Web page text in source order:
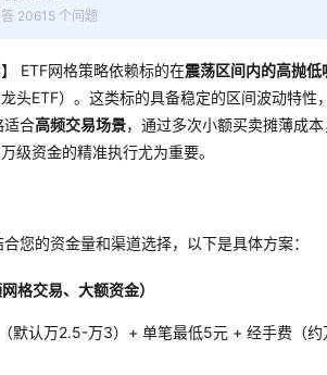
20615 个问题
ETF网格策略依赖标的在震荡区间内的高抛低
头ETF）。这类标的具备稳定的区间波动特
适合高频交易场景，通过多次小额买卖摊薄成
级资金的精准执行尤为重要。
您的资金量和渠道选择，以下是具体方案：
格交易、大额资金）
默认万2.5-万3）+ 单笔最低5元 + 经手费（约